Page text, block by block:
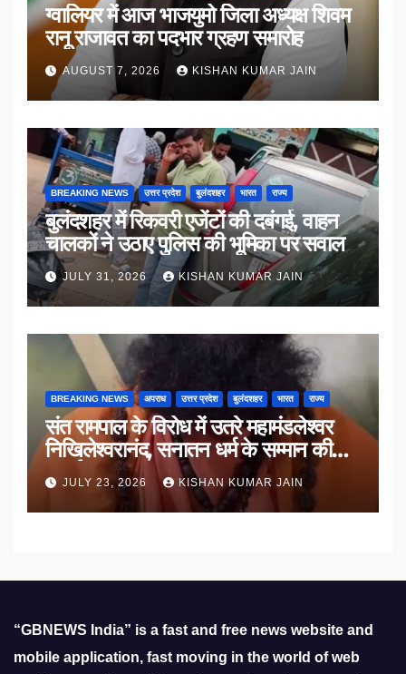
ग्वालियर में आज भाजयुमो जिला अध्यक्ष शिवम
रानू राजावत का पदभार ग्रहण समारोह
AUGUST 7, 2026 KISHAN KUMAR JAIN
BREAKING NEWS उत्तर प्रदेश बुलंदशहर भारत राज्य
बुलंदशहर में रिकवरी एजेंटों की दबंगई, वाहन
चालकों ने उठाए पुलिस की भूमिका पर सवाल
JULY 31, 2026 KISHAN KUMAR JAIN
BREAKING NEWS अपराध उत्तर प्रदेश बुलंदशहर भारत राज्य
संत रामपाल के विरोध में उतरे महामंडलेश्वर
निखिलेश्वरानंद, सनातन धर्म के सम्मान की
उठाई मांग
JULY 23, 2026 KISHAN KUMAR JAIN
“GBNEWS India” is a fast and free news website and
mobile application, fast moving in the world of web